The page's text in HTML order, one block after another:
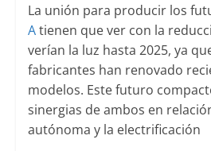
La unión para producir los
Atienen que ver con la
verían la luz hasta 2025, ya
fabricantes han renovado
modelos. Este futuro
sinergias de ambos en
autónoma y la electrificación